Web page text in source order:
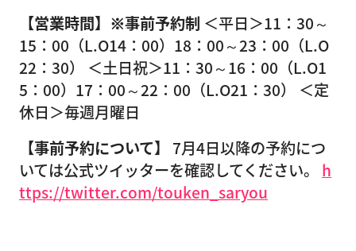
【営業時間】※事前予約制 ＜平日＞11：30～
15：00（L.O14：00）18：00～23：00（L.O
22：30） ＜土日祝＞11：30～16：00（L.O1
5：00）17：00～22：00（L.O21：30） ＜定
休日＞毎週月曜日
【事前予約について】
7月4日以降の予約につ
いては公式ツイッターを確認してください。 h
ttps://twitter.com/touken_saryou